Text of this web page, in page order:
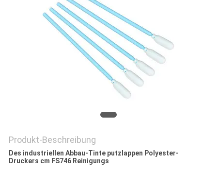
SITEMAP
Produkt-Beschreibung
Des industriellen Abbau-Tinte putzlappen Polyester-
Druckers cm FS746 Reinigungs